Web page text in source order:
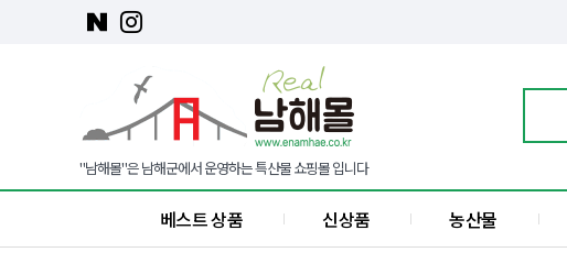
"남해몰"은 남해군에서 운영하는 특산물 쇼핑몰 입니다
베스트 상품 신상품 농산물